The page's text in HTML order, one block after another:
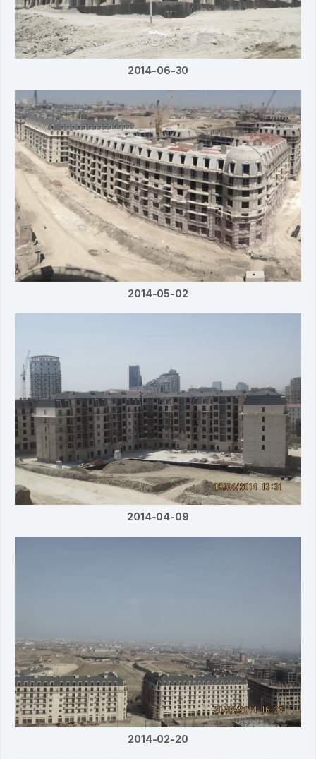
2014-06-30
2014-05-02
2014-04-09
2014-02-20